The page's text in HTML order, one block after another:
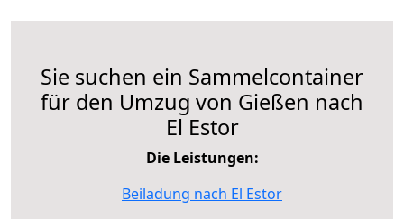
Sie suchen ein Sammelcontainer
für den Umzug von Gießen nach
El Estor
Die Leistungen:
Beiladung nach El Estor